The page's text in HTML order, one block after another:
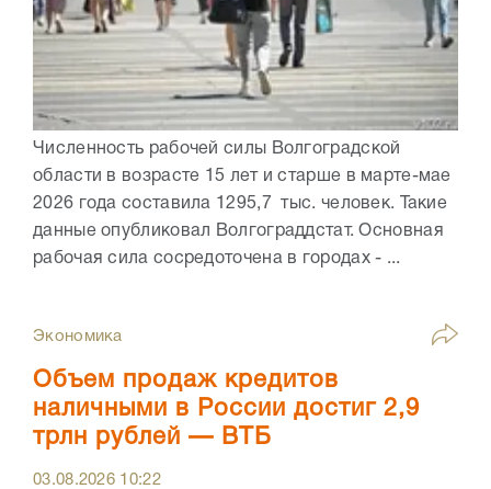
Численность рабочей силы Волгоградской
области в возрасте 15 лет и старше в марте-мае
2026 года составила 1295,7 тыс. человек. Такие
данные опубликовал Волгограддстат. Основная
рабочая сила сосредоточена в городах - ...
Экономика
Объем продаж кредитов
наличными в России достиг 2,9
трлн рублей — ВТБ
03.08.2026 10:22